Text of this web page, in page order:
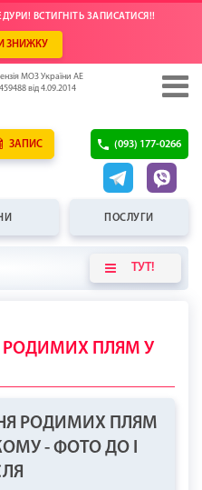
ВСТИГНІТЬ ЗАПИСАТИСЯ!!
ЗНИЖКУ
МОЗ України АЕ
від 4.09.2014
ЗАПИС (093) 177-0266
ПОСЛУГИ
ТУТ!
РОДИМИХ ПЛЯМ У
РОДИМИХ ПЛЯМ
- ФОТО ДО І